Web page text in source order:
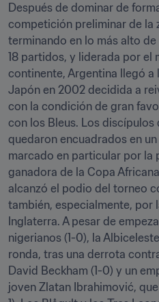
Después de dominar de
competición preliminar de la
terminando en lo más alto
18 partidos, y liderada por el
continente, Argentina llegó a
Japón en 2002 decidida a
con la condición de gran
con los Bleus. Los discípulos
quedaron encuadrados en
marcado en particular por la
ganadora de la Copa
alcanzó el podio del torneo
también, especialmente, por
Inglaterra. A pesar de
nigerianos (1-0), la
ronda, tras una derrota
David Beckham (1-0) y un
joven Zlatan Ibrahimović,